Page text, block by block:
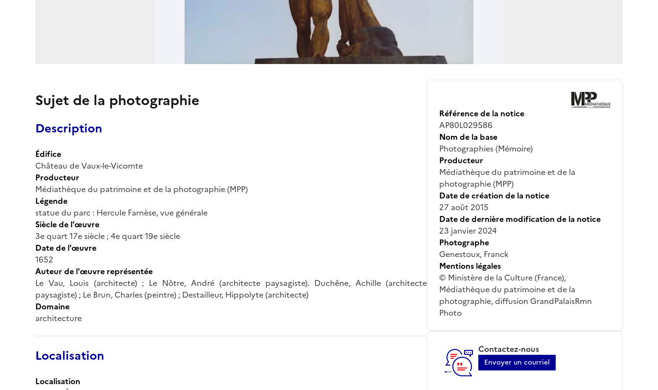
Sujet de la photographie
Description
Édifice
Château de Vaux-le-Vicomte
Producteur
Médiathèque du patrimoine et de la photographie (MPP)
Légende
statue du parc : Hercule Farnèse, vue générale
Siècle de l'œuvre
3e quart 17e siècle ; 4e quart 19e siècle
Date de l'œuvre
1652
Auteur de l'œuvre représentée
Le Vau, Louis (architecte) ; Le Nôtre, André (architecte paysagiste). Duchêne, Achille (architecte
paysagiste) ; Le Brun, Charles (peintre) ; Destailleur, Hippolyte (architecte)
Domaine
architecture
Localisation
Localisation
Référence de la notice
AP80L029586
Nom de la base
Photographies (Mémoire)
Producteur
Médiathèque du patrimoine et de la
photographie (MPP)
Date de création de la notice
27 août 2015
Date de dernière modification de la notice
23 janvier 2024
Photographe
Genestoux, Franck
Mentions légales
© Ministère de la Culture (France),
Médiathèque du patrimoine et de la
photographie, diffusion GrandPalaisRmn
Photo
Contactez-nous
Envoyer un courriel